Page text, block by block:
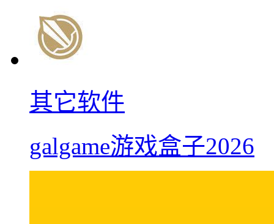
其它软件
galgame游戏盒子2026